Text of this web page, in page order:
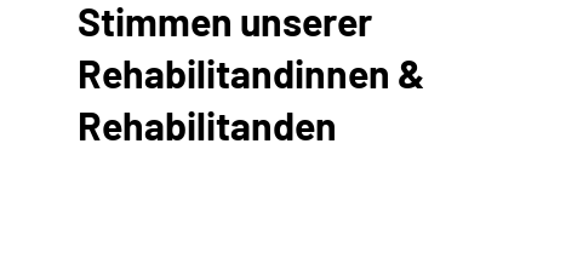
Stimmen unserer
Rehabilitandinnen &
Rehabilitanden